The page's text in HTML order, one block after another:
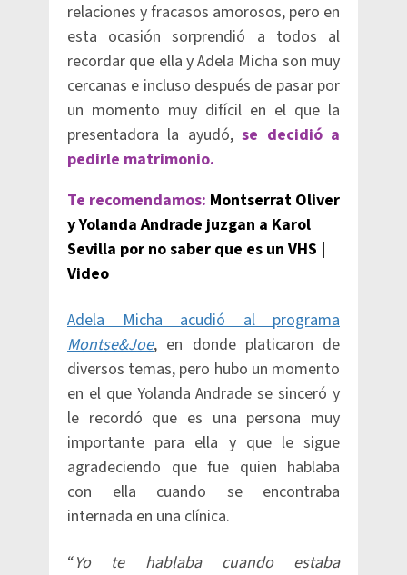
relaciones y fracasos amorosos, pero en
esta ocasión sorprendió a todos al
recordar que ella y Adela Micha son muy
cercanas e incluso después de pasar por
un momento muy difícil en el que la
presentadora la ayudó,se decidió a
pedirle matrimonio.
Te recomendamos: Montserrat Oliver
y Yolanda Andrade juzgan a Karol
Sevilla por no saber que es un VHS |
Video
Adela Micha acudió al programa
Montse&Joe, en donde platicaron de
diversos temas, pero hubo un momento
en el que Yolanda Andrade se sinceró y
le recordó que es una persona muy
importante para ella y que le sigue
agradeciendo que fue quien hablaba
con ella cuando se encontraba
internada en una clínica.
“Yo te hablaba cuando estaba